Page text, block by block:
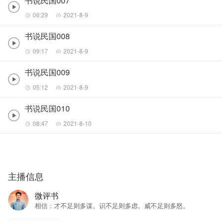
06:29 2021-8-9
书说民国008
09:17 2021-8-9
书说民国009
05:12 2021-8-9
书说民国010
08:47 2021-8-10
主播信息
微评书
相信：才不足则多谋。识不足则多虑。威不足则多怒。